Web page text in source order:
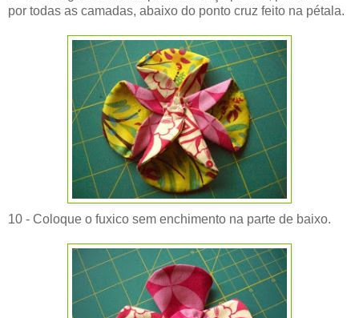
por todas as camadas, abaixo do ponto cruz feito na pétala.
10 - Coloque o fuxico sem enchimento na parte de baixo.